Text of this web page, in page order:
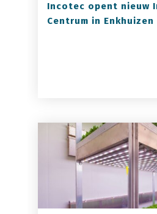
Incotec opent nieuw
Centrum in Enkhuizen